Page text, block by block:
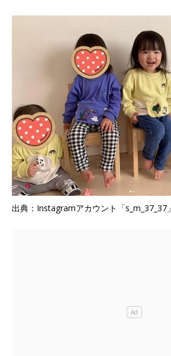
出典：Instagramアカウント「s_m_37_37」